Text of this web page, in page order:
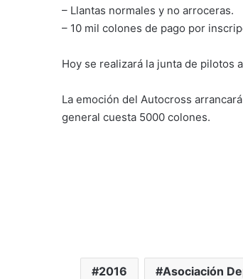
– Llantas normales y no arroceras.
– 10 mil colones de pago por
Hoy se realizará la junta de pilotos
La emoción del Autocross
general cuesta 5000 colones.
2016 Asociación